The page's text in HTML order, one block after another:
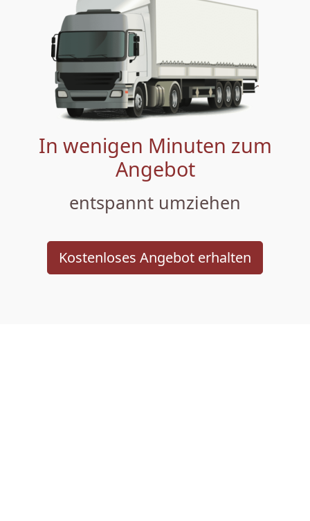
In wenigen Minuten zum
Angebot
entspannt umziehen
Kostenloses Angebot erhalten